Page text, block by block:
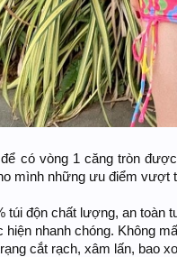
có vòng 1 căng tròn
mình những ưu điểm vượt
túi độn chất lượng, an toàn
hiện nhanh chóng. Không
cắt rạch, xâm lấn, bao